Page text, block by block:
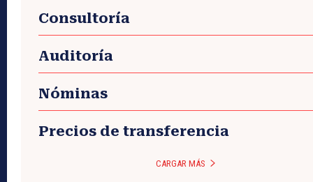
Consultoría
Auditoría
Nóminas
Precios de transferencia
CARGAR MÁS